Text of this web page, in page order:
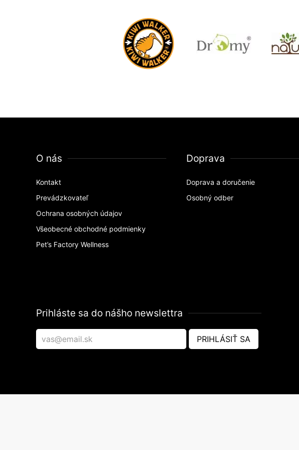
O nás
Kontakt
Prevádzkovateľ
Ochrana osobných údajov
Všeobecné obchodné podmienky
Pet’s Factory Wellness
Doprava
Doprava a doručenie
Osobný odber
Prihláste sa do nášho newslettra
PRIHLÁSIŤ SA